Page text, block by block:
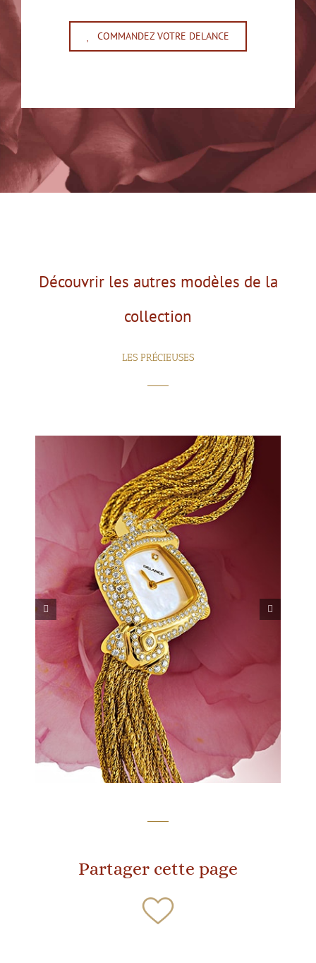
COMMANDEZ VOTRE DELANCE
Découvrir les autres modèles de la
collection
LES PRÉCIEUSES
Partager cette page